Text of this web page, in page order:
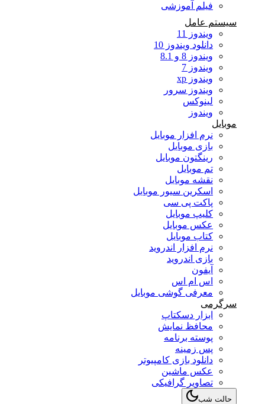
فیلم آموزشی
سیستم عامل
ویندوز 11
دانلود ویندوز 10
ویندوز 8 و 8.1
ویندوز 7
ویندوز xp
ویندوز سرور
لینوکس
ویندوز
موبایل
نرم افزار موبایل
بازی موبایل
رینگتون موبایل
تم موبایل
نقشه موبایل
اسکرین سیور موبایل
پاکت پی سی
کلیپ موبایل
عکس موبایل
کتاب موبایل
نرم افزار اندروید
بازی اندروید
آیفون
اس ام اس
معرفی گوشی موبایل
سرگرمی
ابزار دسکتاپ
محافظ نمایش
پوسته برنامه
پس زمینه
دانلود بازی کامپیوتر
عکس ماشین
تصاویر گرافیکی
حالت شب